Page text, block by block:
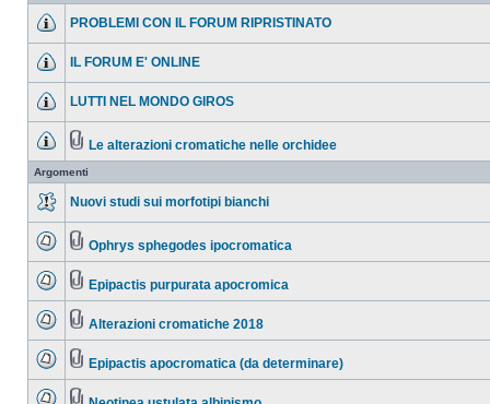
PROBLEMI CON IL FORUM RIPRISTINATO
IL FORUM E' ONLINE
LUTTI NEL MONDO GIROS
Le alterazioni cromatiche nelle orchidee
Argomenti
Nuovi studi sui morfotipi bianchi
Ophrys sphegodes ipocromatica
Epipactis purpurata apocromica
Alterazioni cromatiche 2018
Epipactis apocromatica (da determinare)